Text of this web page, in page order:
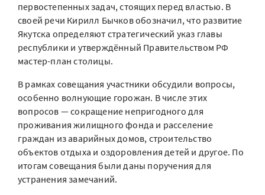
первостепенных задач, стоящих перед властью. В
своей речи Кирилл Бычков обозначил, что развитие
Якутска определяют стратегический указ главы
республики и утверждённый Правительством РФ
мастер-план столицы.
В рамках совещания участники обсудили вопросы,
особенно волнующие горожан. В числе этих
вопросов — сокращение непригодного для
проживания жилищного фонда и расселение
граждан из аварийных домов, строительство
объектов отдыха и оздоровления детей и другое. По
итогам совещания были даны поручения для
устранения замечаний.